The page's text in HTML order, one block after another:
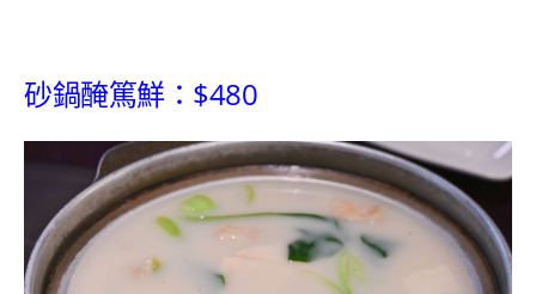
砂鍋醃篤鮮：$480